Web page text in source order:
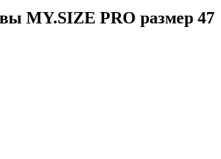
MY.SIZE PRO размер 47